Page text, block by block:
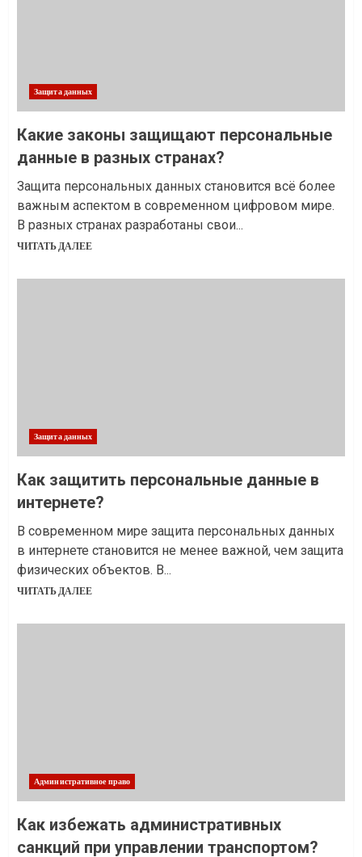
Защита данных
Какие законы защищают персональные
данные в разных странах?
Защита персональных данных становится всё более
важным аспектом в современном цифровом мире.
В разных странах разработаны свои...
ЧИТАТЬ ДАЛЕЕ
Защита данных
Как защитить персональные данные в
интернете?
В современном мире защита персональных данных
в интернете становится не менее важной, чем защита
физических объектов. В...
ЧИТАТЬ ДАЛЕЕ
Административное право
Как избежать административных
санкций при управлении транспортом?